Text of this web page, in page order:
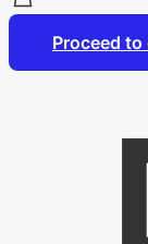
Proceed